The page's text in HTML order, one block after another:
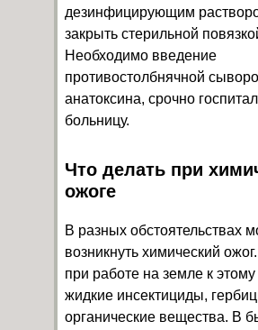
дезинфицирующим
закрыть стерильной
Необходимо введение
противостолбнячной
анатоксина, срочно
больницу.
Что делать при
ожоге
В разных обстоятельствах
возникнуть химический
при работе на земле к
жидкие инсектициды,
органические вещества. В